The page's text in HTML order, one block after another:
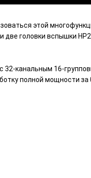
этой
головки вспышки
32-канальным 16-
полной мощности